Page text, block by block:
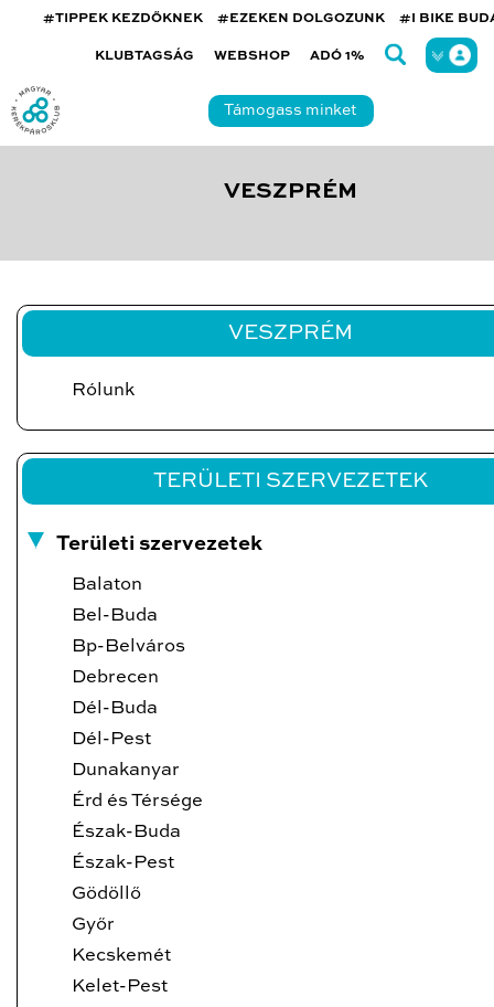
#TIPPEK KEZDŐKNEK #EZEKEN DOLGOZUNK #I BIKE
KLUBTAGSÁG WEBSHOP ADÓ 1%
Támogass minket
VESZPRÉM
VESZPRÉM
Rólunk
TERÜLETI SZERVEZETEK
Területi szervezetek
Balaton
Bel-Buda
Bp-Belváros
Debrecen
Dél-Buda
Dél-Pest
Dunakanyar
Érd és Térsége
Észak-Buda
Észak-Pest
Gödöllő
Győr
Kecskemét
Kelet-Pest